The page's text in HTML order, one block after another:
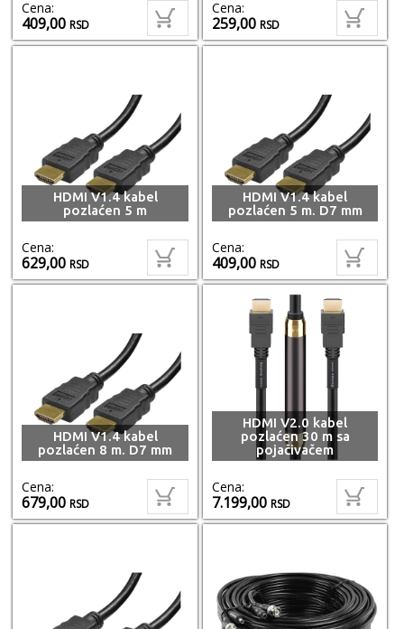
Cena:
409,00RSD
Cena:
259,00RSD
HDMI V1.4 kabel
pozlaćen 5 m
Cena:
629,00RSD
HDMI V1.4 kabel
pozlaćen 5 m. D7 mm
Cena:
409,00RSD
HDMI V1.4 kabel
pozlaćen 8 m. D7 mm
Cena:
679,00RSD
HDMI V2.0 kabel
pozlaćen 30 m sa
pojačivačem
Cena:
7.199,00RSD